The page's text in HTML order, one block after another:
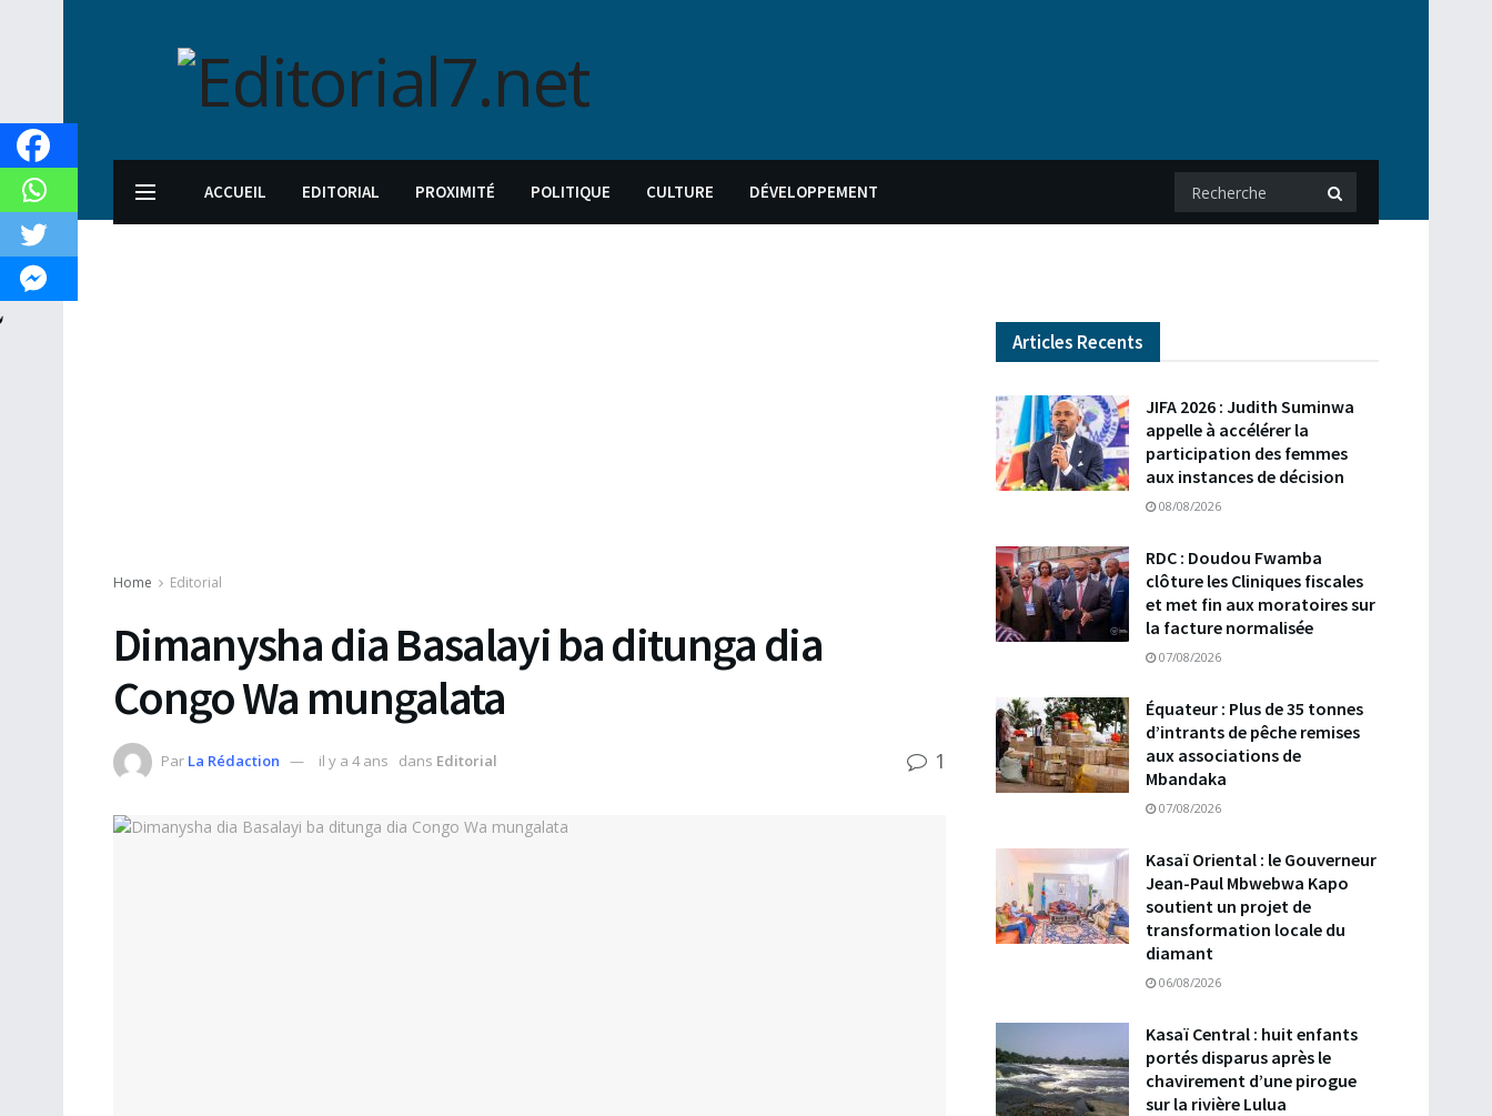
ACCUEIL EDITORIAL PROXIMITÉ POLITIQUE CULTURE DÉVELOPPEMENT
Home Editorial
Dimanysha dia Basalayi ba ditunga dia
Congo Wa mungalata
Par La Rédaction il y a 4 ans dans Editorial 1
Articles Recents
JIFA 2026 : Judith Suminwa
appelle à accélérer la
participation des femmes
aux instances de décision
08/08/2026
RDC : Doudou Fwamba
clôture les Cliniques fiscales
et met fin aux moratoires sur
la facture normalisée
07/08/2026
Équateur : Plus de 35 tonnes
d’intrants de pêche remises
aux associations de
Mbandaka
07/08/2026
Kasaï Oriental : le Gouverneur
Jean-Paul Mbwebwa Kapo
soutient un projet de
transformation locale du
diamant
06/08/2026
Kasaï Central : huit enfants
portés disparus après le
chavirement d’une pirogue
sur la rivière Lulua